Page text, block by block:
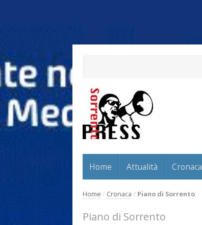
Home Attualità Cronaca
Home / Cronaca / Piano di Sorrento
Piano di Sorrento